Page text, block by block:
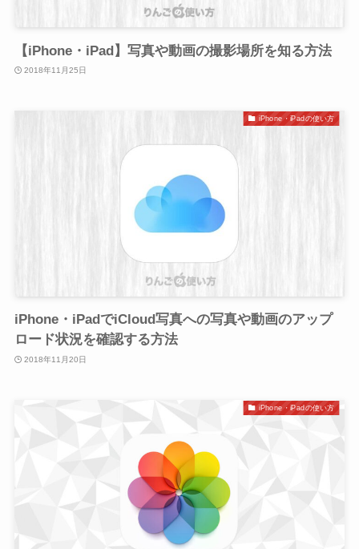
【iPhone・iPad】写真や動画の撮影場所を知る方法
2018年11月25日
iPhone・iPadの使い方
iPhone・iPadでiCloud写真への写真や動画のアップ
ロード状況を確認する方法
2018年11月20日
iPhone・iPadの使い方